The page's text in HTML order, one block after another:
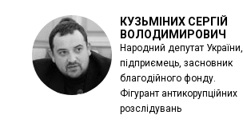
КУЗЬМІНИХ СЕРГІЙ
ВОЛОДИМИРОВИЧ
Народний депутат України,
підприємець, засновник
благодійного фонду.
Фігурант антикорупційних
розслідувань